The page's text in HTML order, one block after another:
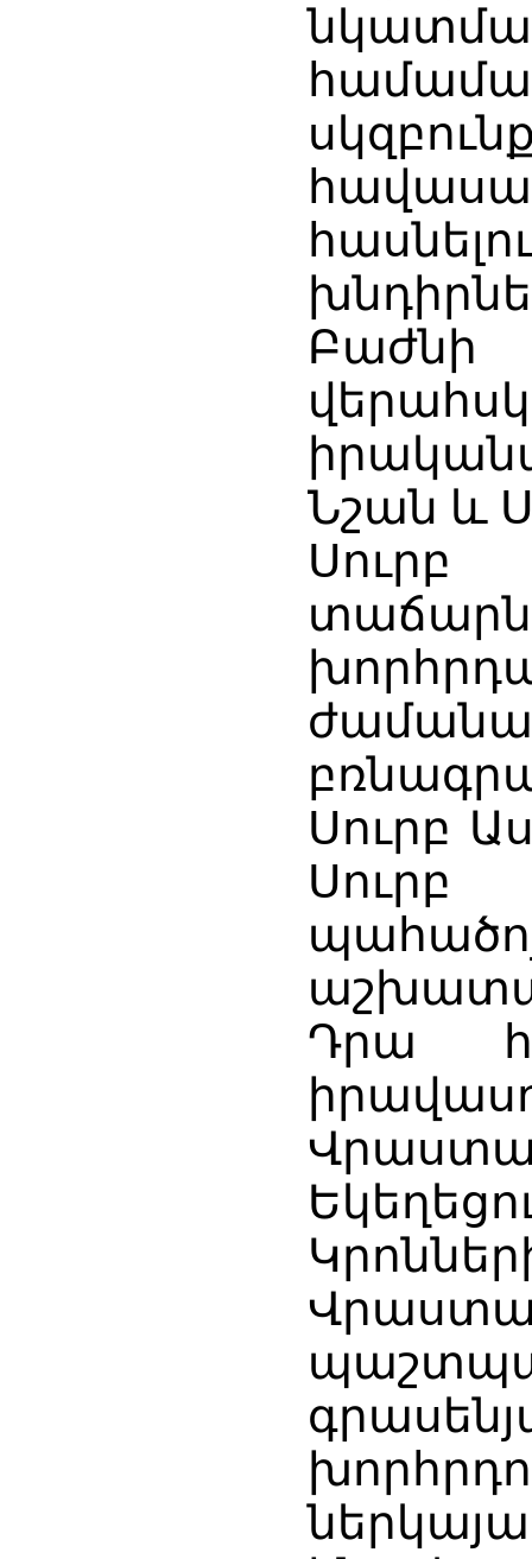
Նշան և
Սուրբ
Դրա